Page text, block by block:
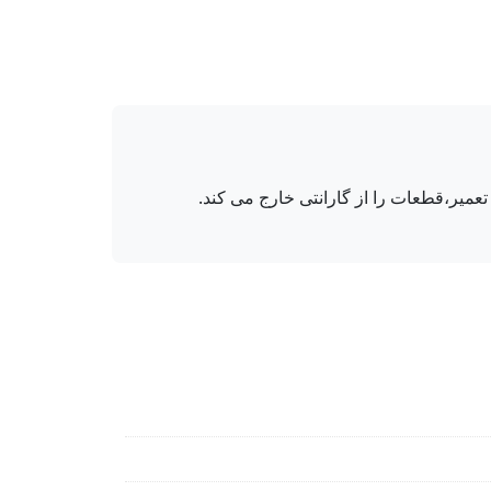
را از گارانتی خارج می کند.